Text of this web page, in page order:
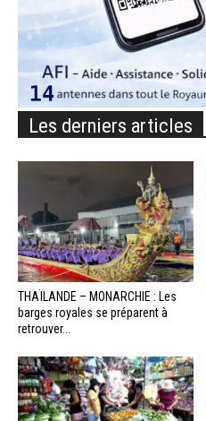
Les derniers articles
THAÏLANDE – MONARCHIE : Les
barges royales se préparent à
retrouver...